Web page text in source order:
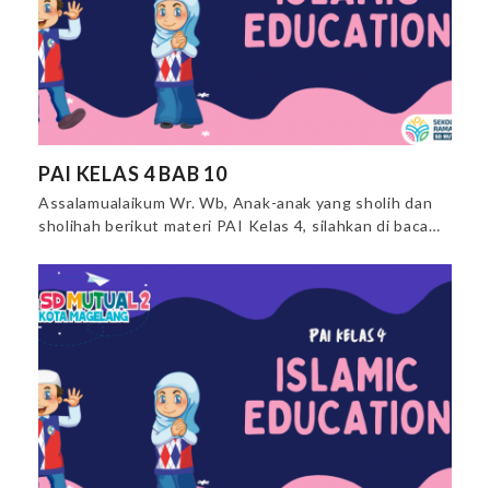
PAI KELAS 4 BAB 10
Assalamualaikum Wr. Wb, Anak-anak yang sholih dan
sholihah berikut materi PAI Kelas 4, silahkan di baca…